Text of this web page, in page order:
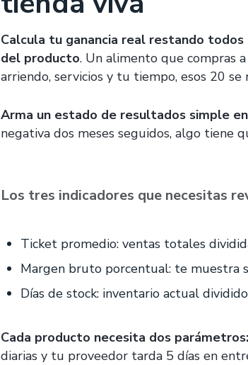
Calcula tu ganancia real restando
del producto. Un alimento que compras
arriendo, servicios y tu tiempo, esos 20 se
Arma un estado de resultados simple
negativa dos meses seguidos, algo tiene
Los tres indicadores que necesitas
Ticket promedio: ventas totales
Margen bruto porcentual: te muestra
Días de stock: inventario actual
Cada producto necesita dos
diarias y tu proveedor tarda 5 días en